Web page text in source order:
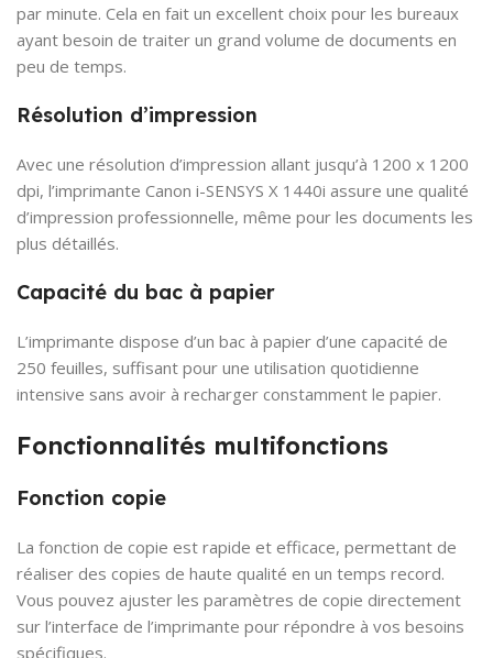
par minute. Cela en fait un excellent choix pour les bureaux
ayant besoin de traiter un grand volume de documents en
peu de temps.
Résolution d’impression
Avec une résolution d’impression allant jusqu’à 1200 x 1200
dpi, l’imprimante Canon i-SENSYS X 1440i assure une qualité
d’impression professionnelle, même pour les documents les
plus détaillés.
Capacité du bac à papier
L’imprimante dispose d’un bac à papier d’une capacité de
250 feuilles, suffisant pour une utilisation quotidienne
intensive sans avoir à recharger constamment le papier.
Fonctionnalités multifonctions
Fonction copie
La fonction de copie est rapide et efficace, permettant de
réaliser des copies de haute qualité en un temps record.
Vous pouvez ajuster les paramètres de copie directement
sur l’interface de l’imprimante pour répondre à vos besoins
spécifiques.